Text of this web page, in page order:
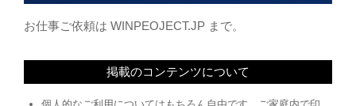
お仕事ご依頼は WINPEOJECT.JP まで。
掲載のコンテンツについて
個人的なご利用についてはもちろん自由です。ご家庭内で印